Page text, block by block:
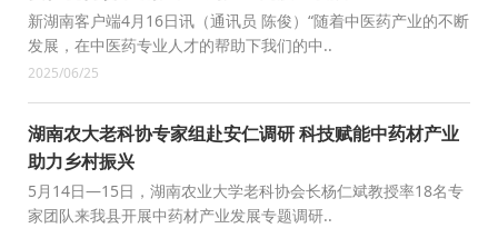
新湖南客户端4月16日讯（通讯员 陈俊）“随着中医药产业的不断
发展，在中医药专业人才的帮助下我们的中..
2025/06/25
湖南农大老科协专家组赴安仁调研 科技赋能中药材产业
助力乡村振兴
5月14日—15日，湖南农业大学老科协会长杨仁斌教授率18名专
家团队来我县开展中药材产业发展专题调研..